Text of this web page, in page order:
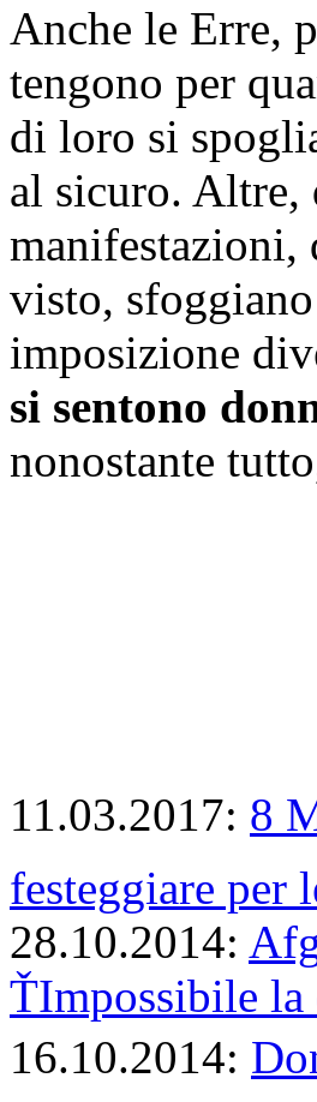
Anche le Erre,
tengono per
di loro si
al sicuro. Altre,
manifestazioni,
visto,
imposizione
si sentono
nonostante
11.03.2017: 8
festeggiare per
28.10.2014:
ŤImpossibile la
16.10.2014: